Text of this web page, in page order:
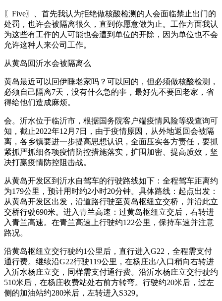
〖Five〗、首先我认为拒绝做核酸检测的人会面临禁止出门的
处罚，也许会被隔离很久，直到你愿意做为止。工作方面我认
为这些有工作的人可能也会遭到单位的开除，因为单位也不会
允许这种人来公司工作。
从黄岛回沂水会被隔离么
黄岛最近可以回伊睡老家吗？可以回的，但必须做核酸检测，
必须自己隔离7天，没有什么急的事，最好先不要回老家，省
得给他们造成麻烦。
会。沂水位于临沂市，根据国务院客户端疫情风险等级查询可
知，截止2022年12月7日，由于疫情原因，从外地返回会被隔
离，各乡镇要进一步提高思想认识，全面压实各方责任，要抓
紧抓严抓细各项疫情防控措施落实，扩围加密、提高质效，坚
决打赢疫情防控阻击战。
从黄岛开发区到沂水自驾车的行驶路线如下：全程驾车距离约
为179公里，预计用时约2小时20分钟。具体路线：起点出发：
从黄岛开发区出发，沿道路行驶至黄岛枢纽立交桥，并沿此立
交桥行驶690米。进入青兰高速：过黄岛枢纽立交后，右转进
入青兰高速。在青兰高速上行驶约122公里，保持车速并注意
路况。
沿黄岛枢纽立交行驶约1公里后，直行进入G22，全程需支付
通行费。继续沿G22行驶119公里，在杨庄出/入口稍向右转进
入沂水杨庄立交，同样需支付通行费。沿沂水杨庄立交行驶约
510米后，在杨庄收费站处右前方转弯。行驶约20米后，过左
侧的加油站约280米后，左转进入S329。